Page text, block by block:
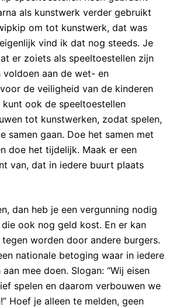
als kunstwerk verder gebruikt
om tot kunstwerk, dat was
vind ik dat nog steeds. Je
er zoiets als speeltoestellen zijn
aan de wet- en
de veiligheid van de kinderen
ook de speeltoestellen
tot kunstwerken, zodat spelen,
samen gaan. Doe het samen met
doe het tijdelijk. Maak er een
van, dat in iedere buurt plaats
dan heb je een vergunning nodig
ook nog geld kost. En er kan
worden door andere burgers.
nationale betoging waar in iedere
mee doen. Slogan: “Wij eisen
spelen en daarom verbouwen we
Hoef je alleen te melden, geen